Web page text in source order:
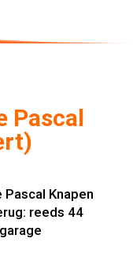
Pascal
Knapen
reeds 44